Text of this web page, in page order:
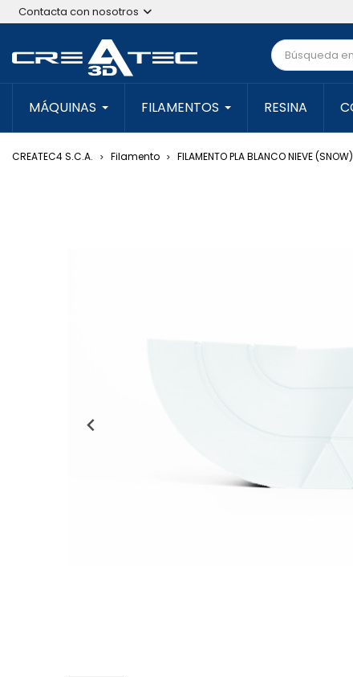
Contacta con nosotros
MÁQUINAS FILAMENTOS RESINA
CREATEC4 S.C.A. Filamento FILAMENTO PLA BLANCO NIEVE